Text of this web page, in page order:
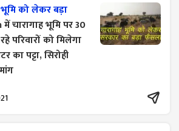
को लेकर बड़ा
चारागाह भूमि पर 30
परिवारों को मिलेगा
का पट्टा, सिरोही